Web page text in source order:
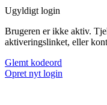
Ugyldigt login
Brugeren er ikke aktiv.
aktiveringslinket, eller
Glemt kodeord
Opret nyt login